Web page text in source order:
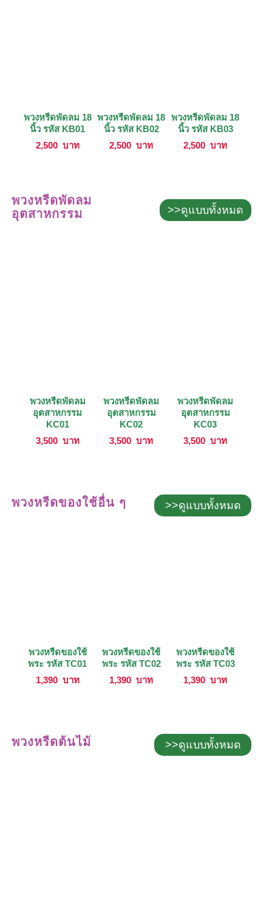
พวงหรีดพัดลม 18
นิ้ว รหัส KB01
2,500 บาท
พวงหรีดพัดลม 18
นิ้ว รหัส KB02
2,500 บาท
พวงหรีดพัดลม 18
นิ้ว รหัส KB03
2,500 บาท
พวงหรีดพัดลม
อุตสาหกรรม
>>ดูแบบทั้งหมด
พวงหรีดพัดลม
อุตสาหกรรม
KC01
3,500 บาท
พวงหรีดพัดลม
อุตสาหกรรม
KC02
3,500 บาท
พวงหรีดพัดลม
อุตสาหกรรม
KC03
3,500 บาท
พวงหรีดของใช้อื่น ๆ >>ดูแบบทั้งหมด
พวงหรีดของใช้
พระ รหัส TC01
1,390 บาท
พวงหรีดของใช้
พระ รหัส TC02
1,390 บาท
พวงหรีดของใช้
พระ รหัส TC03
1,390 บาท
พวงหรีดต้นไม้ >>ดูแบบทั้งหมด